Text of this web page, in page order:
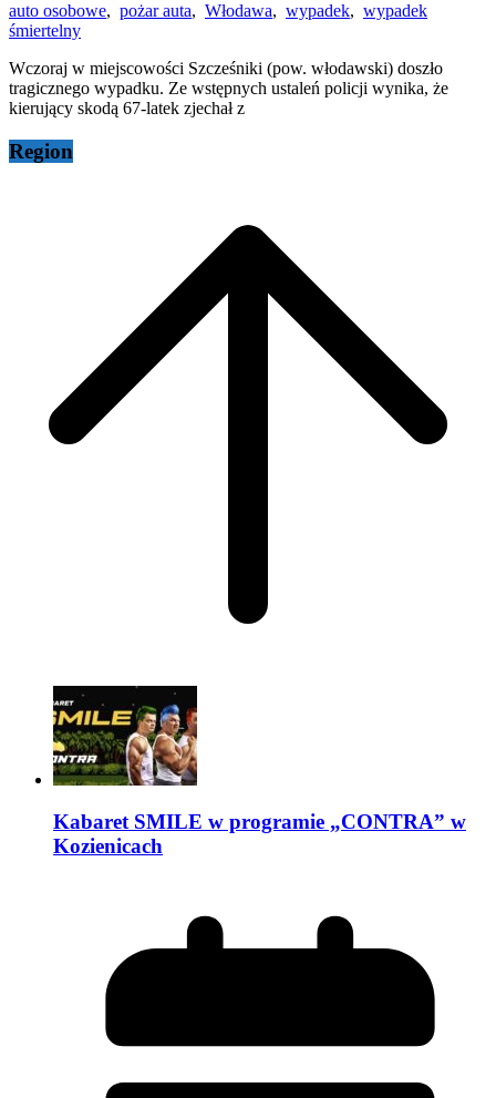
auto osobowe, pożar auta, Włodawa, wypadek, wypadek
śmiertelny
Wczoraj w miejscowości Szcześniki (pow. włodawski) doszło
tragicznego wypadku. Ze wstępnych ustaleń policji wynika, że
kierujący skodą 67-latek zjechał z
Region
Kabaret SMILE w programie „CONTRA” w
Kozienicach